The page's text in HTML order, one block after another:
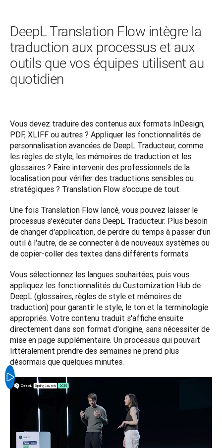
DeepL Translation Flow intègre la
traduction aux processus et aux
outils que vos équipes utilisent au
quotidien
Vous devez traduire des contenus aux formats InDesign,
PDF, XLIFF ou autres ? Appliquer les fonctionnalités de
personnalisation avancées de DeepL Traducteur, comme
les règles de style, les mémoires de traduction et les
glossaires ? Faire intervenir des professionnels de la
localisation pour vérifier des traductions sensibles ou
stratégiques ? Translation Flow s’occupe de tout.
Une fois Translation Flow lancé, vous pouvez laisser le
processus s'exécuter dans DeepL Traducteur. Plus besoin
de changer d'application, de perdre du temps à passer d'un
outil à l'autre, de se connecter à de nouveaux systèmes ou
de copier-coller des textes dans différents formats.
Vous sélectionnez les langues souhaitées, puis vous
appliquez les fonctionnalités du Customization Hub de
DeepL (glossaires, règles de style et mémoires de
traduction) pour garantir le style, le ton et la terminologie
appropriés. Votre contenu traduit s'affiche ensuite
directement dans son format d'origine, sans nécessiter de
mise en page supplémentaire. Un processus qui pouvait
littéralement prendre des semaines ne prend plus